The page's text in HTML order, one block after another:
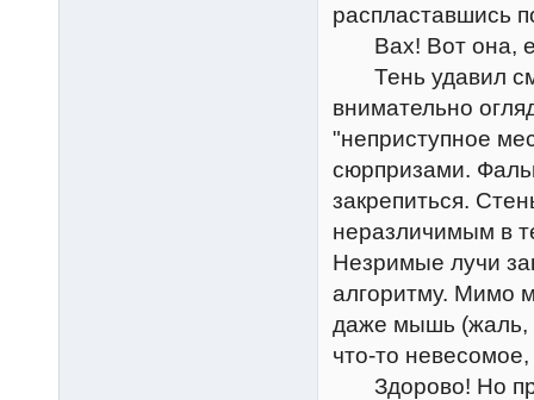
распластавшись
Вах! Вот она,
Тень удавил
внимательно
"неприступное
сюрпризами.
закрепиться.
неразличимым в
Незримые лучи
алгоритму. Мимо
даже мышь (жаль,
что-то
Здорово! Но при